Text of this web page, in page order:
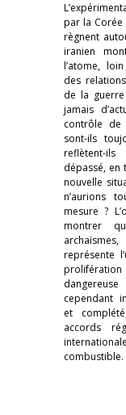
par la
règnent
iranien
l’atome,
des
de la
jamais
contrôle de
sont-ils
reflètent-
dépassé, en
nouvelle
n’aurions
mesure ?
montrer
représente
cependant
et
accords
combustible.